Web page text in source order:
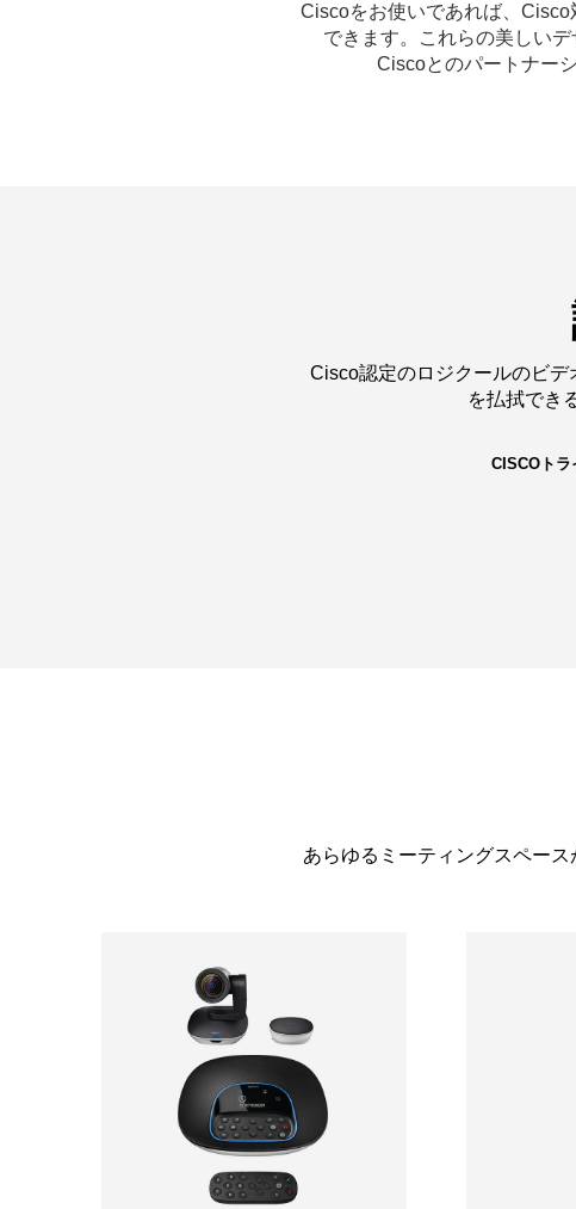
Ciscoをお使いであれば、
できます。これらの美しい
Ciscoとのパートナー
Cisco認定のロジクールのビ
を払拭でき
CISCOトラ
あらゆるミーティングスペー